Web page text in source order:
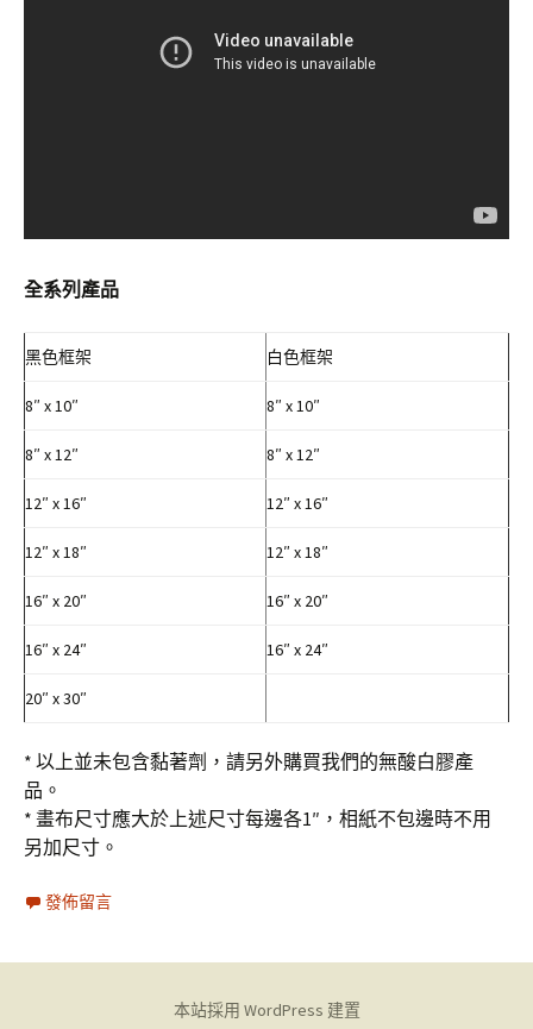
全系列產品
黑色框架 白色框架
8″ x 10″ 8″ x 10″
8″ x 12″ 8″ x 12″
12″ x 16″ 12″ x 16″
12″ x 18″ 12″ x 18″
16″ x 20″ 16″ x 20″
16″ x 24″ 16″ x 24″
20″ x 30″
* 以上並未包含黏著劑，請另外購買我們的無酸白膠產
品。
* 畫布尺寸應大於上述尺寸每邊各1″，相紙不包邊時不用
另加尺寸。
發佈留言
本站採用 WordPress 建置